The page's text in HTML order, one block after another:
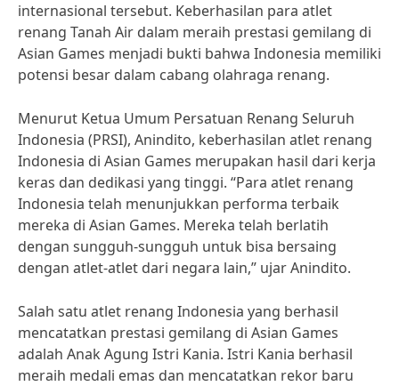
internasional tersebut. Keberhasilan para atlet
renang Tanah Air dalam meraih prestasi gemilang di
Asian Games menjadi bukti bahwa Indonesia memiliki
potensi besar dalam cabang olahraga renang.
Menurut Ketua Umum Persatuan Renang Seluruh
Indonesia (PRSI), Anindito, keberhasilan atlet renang
Indonesia di Asian Games merupakan hasil dari kerja
keras dan dedikasi yang tinggi. “Para atlet renang
Indonesia telah menunjukkan performa terbaik
mereka di Asian Games. Mereka telah berlatih
dengan sungguh-sungguh untuk bisa bersaing
dengan atlet-atlet dari negara lain,” ujar Anindito.
Salah satu atlet renang Indonesia yang berhasil
mencatatkan prestasi gemilang di Asian Games
adalah Anak Agung Istri Kania. Istri Kania berhasil
meraih medali emas dan mencatatkan rekor baru